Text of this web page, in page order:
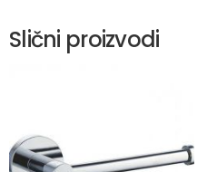
Slični proizvodi